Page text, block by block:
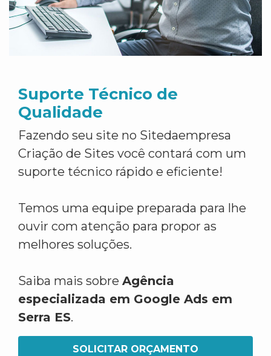
Suporte Técnico de
Qualidade
Fazendo seu site no Sitedaempresa
Criação de Sites você contará com um
suporte técnico rápido e eficiente!
Temos uma equipe preparada para lhe
ouvir com atenção para propor as
melhores soluções.
Saiba mais sobre Agência
especializada em Google Ads em
Serra ES.
SOLICITAR ORÇAMENTO